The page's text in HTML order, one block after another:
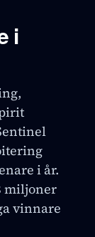
i
i år.
miljoner
vinnare